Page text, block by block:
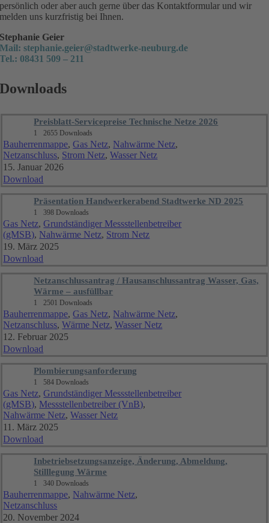
persönlich oder aber auch gerne über das Kontaktformular und wir
melden uns kurzfristig bei Ihnen.
Stephanie Geier
Mail:stephanie.geier@stadtwerke-neuburg.de
Tel.:08431 509 – 211
Downloads
Preisblatt-Servicepreise Technische Netze 2026
1 2655 Downloads
Bauherrenmappe,Gas Netz, Nahwärme Netz,
Netzanschluss, Strom Netz,Wasser Netz
15. Januar 2026
Download
Präsentation Handwerkerabend Stadtwerke ND 2025
1 398 Downloads
Gas Netz,Grundständiger Messstellenbetreiber
(gMSB), Nahwärme Netz, Strom Netz
19. März 2025
Download
Netzanschlussantrag / Hausanschlussantrag Wasser, Gas,
Wärme – ausfüllbar
1 2501 Downloads
Bauherrenmappe,Gas Netz, Nahwärme Netz,
Netzanschluss,Wärme Netz,Wasser Netz
12. Februar 2025
Download
Plombierungsanforderung
1 584 Downloads
Gas Netz,Grundständiger Messstellenbetreiber
(gMSB), Messstellenbetreiber (VnB),
Nahwärme Netz,Wasser Netz
11. März 2025
Download
Inbetriebsetzungsanzeige, Änderung, Abmeldung,
Stilllegung Wärme
1 340 Downloads
Bauherrenmappe, Nahwärme Netz,
Netzanschluss
20. November 2024